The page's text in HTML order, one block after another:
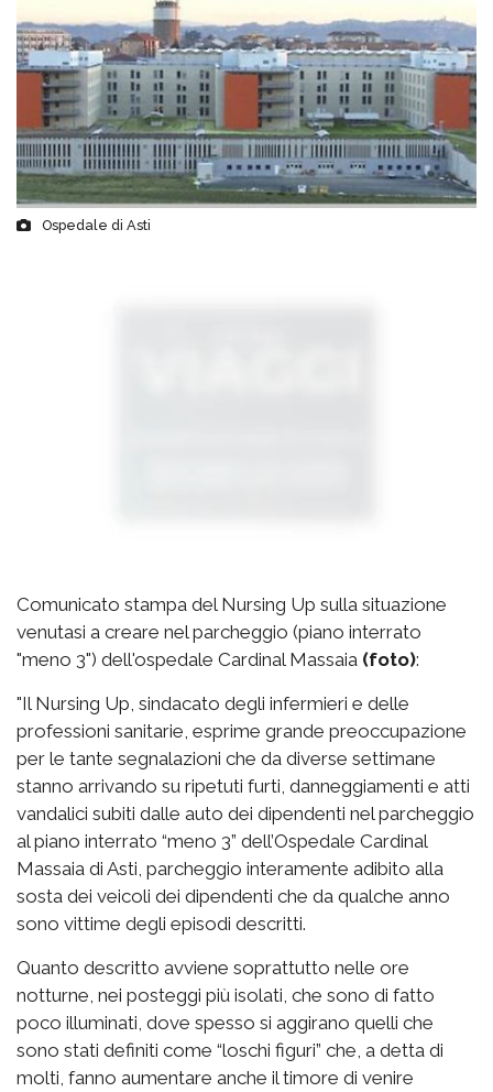
Ospedale di Asti
Comunicato stampa del Nursing Up sulla situazione
venutasi a creare nel parcheggio (piano interrato
"meno 3") dell'ospedale Cardinal Massaia (foto):
"Il Nursing Up, sindacato degli infermieri e delle
professioni sanitarie, esprime grande preoccupazione
per le tante segnalazioni che da diverse settimane
stanno arrivando su ripetuti furti, danneggiamenti e atti
vandalici subiti dalle auto dei dipendenti nel parcheggio
al piano interrato “meno 3” dell’Ospedale Cardinal
Massaia di Asti, parcheggio interamente adibito alla
sosta dei veicoli dei dipendenti che da qualche anno
sono vittime degli episodi descritti.
Quanto descritto avviene soprattutto nelle ore
notturne, nei posteggi più isolati, che sono di fatto
poco illuminati, dove spesso si aggirano quelli che
sono stati definiti come “loschi figuri” che, a detta di
molti, fanno aumentare anche il timore di venire